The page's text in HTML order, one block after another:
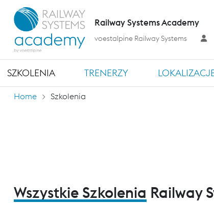
SZKOLENIA TRENERZY
Railway Systems Academy
voestalpine Railway Systems
Home Szkolenia
Wszystkie Szkolenia Railway